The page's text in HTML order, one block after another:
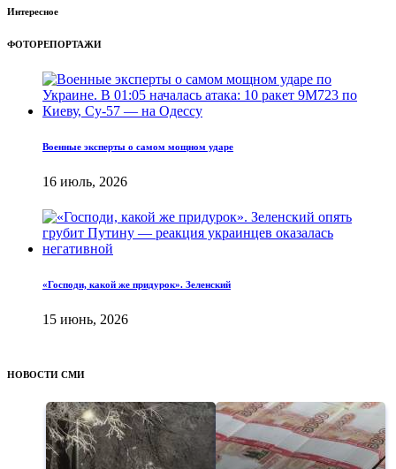
Интересное
ФОТОРЕПОРТАЖИ
Военные эксперты о самом мощном ударе
16 июль, 2026
«Господи, какой же придурок». Зеленский
15 июнь, 2026
НОВОСТИ СМИ